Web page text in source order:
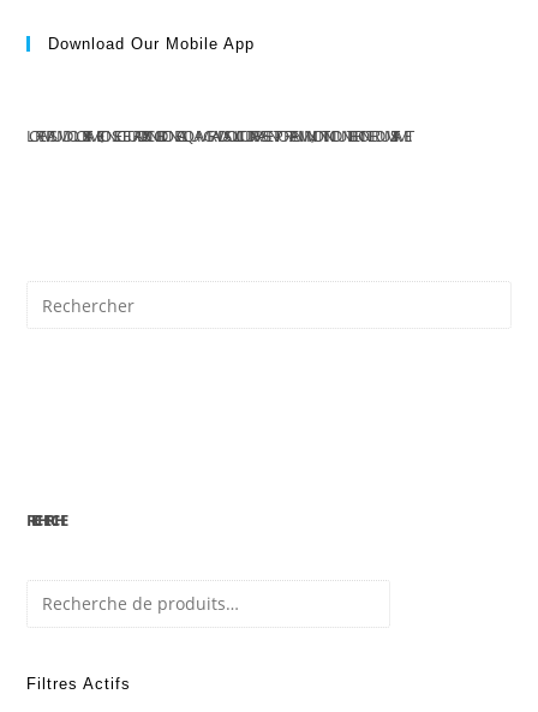
Download Our Mobile App
LOREM IPSUM DOLOR SIT AMET, CONSECTETUR ADIPISCING ELIT. DONEC ALIQUAM GRAVIDA SOLLICITUDIN. PRAESENT PORTA ENIM MI, NON TINCIDUNT LIBERO INTERDUM SIT AMET.
RECHERCHE
Filtres Actifs